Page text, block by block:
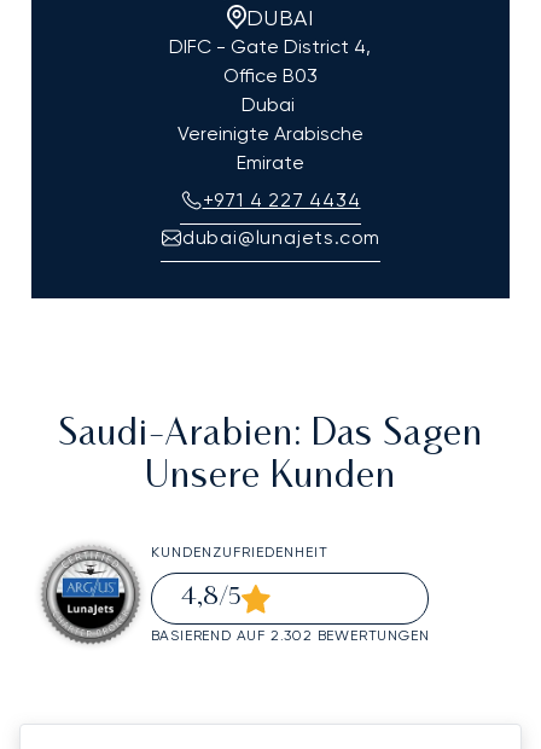
DUBAI
DIFC - Gate District 4,
Office B03
Dubai
Vereinigte Arabische
Emirate
+971 4 227 4434
dubai@lunajets.com
Saudi-Arabien: Das Sagen
Unsere Kunden
KUNDENZUFRIEDENHEIT
4,8/5
BASIEREND AUF 2.302 BEWERTUNGEN